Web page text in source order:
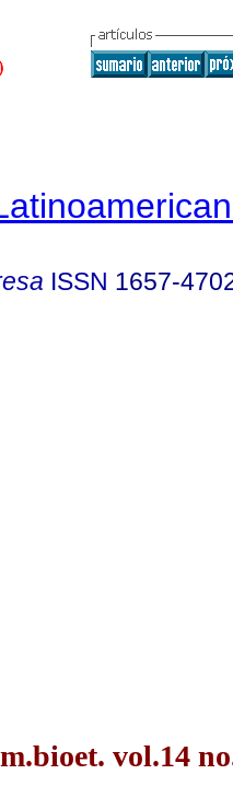
ISSN 1657-
vol.14